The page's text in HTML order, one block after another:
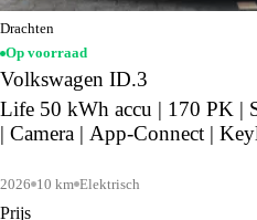
Drachten
Op voorraad
Volkswagen ID.3
Life 50 kWh accu | 170 PK |
| Camera | App-Connect |
2026 10 km Elektrisch
Prijs